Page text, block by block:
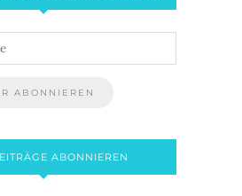
ABONNIEREN